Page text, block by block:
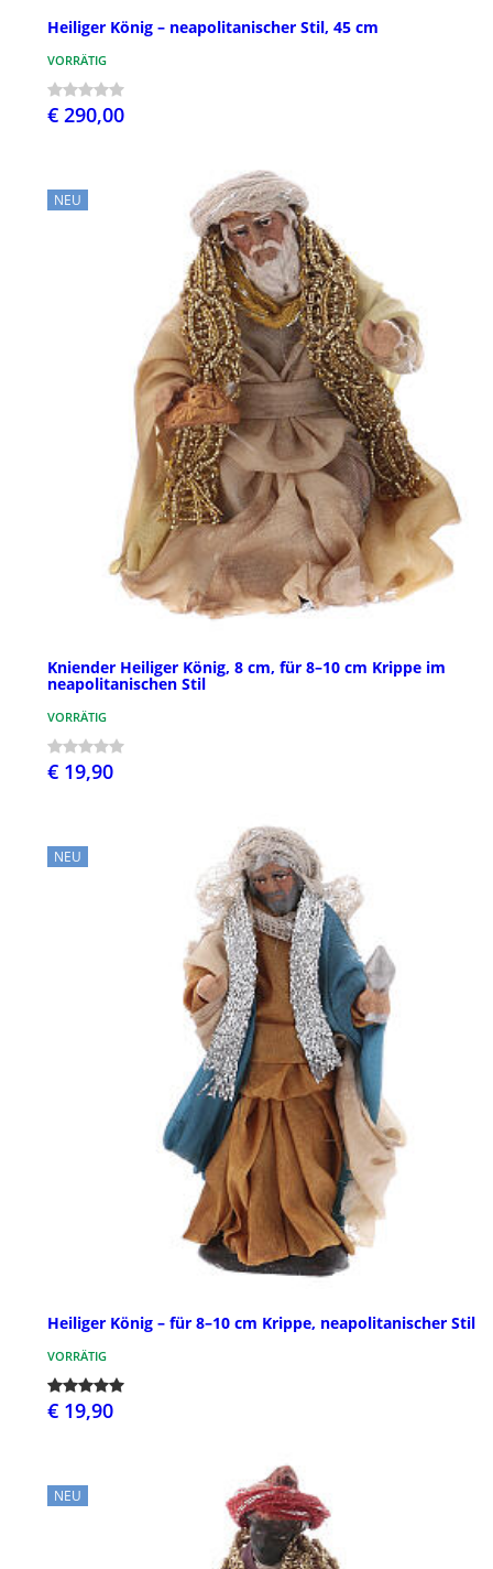
Heiliger König – neapolitanischer Stil, 45 cm
VORRÄTIG
€ 290,00
NEU
Kniender Heiliger König, 8 cm, für 8–10 cm Krippe im
neapolitanischen Stil
VORRÄTIG
€ 19,90
NEU
Heiliger König – für 8–10 cm Krippe, neapolitanischer Stil
VORRÄTIG
€ 19,90
NEU